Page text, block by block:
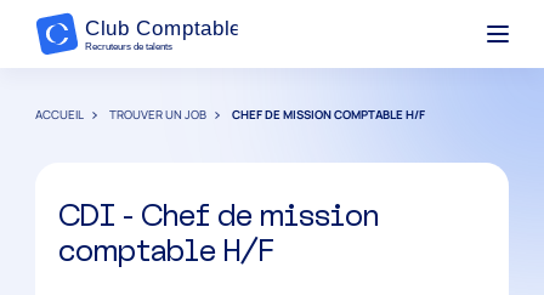
ACCUEIL TROUVER UN JOB CHEF DE MISSION COMPTABLE H/F
CDI - Chef de mission
comptable H/F